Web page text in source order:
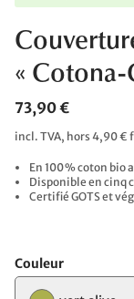
« Cotona-
73,90 €
incl. TVA, hors 4,90 €
En 100 % coton bio
Disponible en cinq
Certifié GOTS et
Couleur